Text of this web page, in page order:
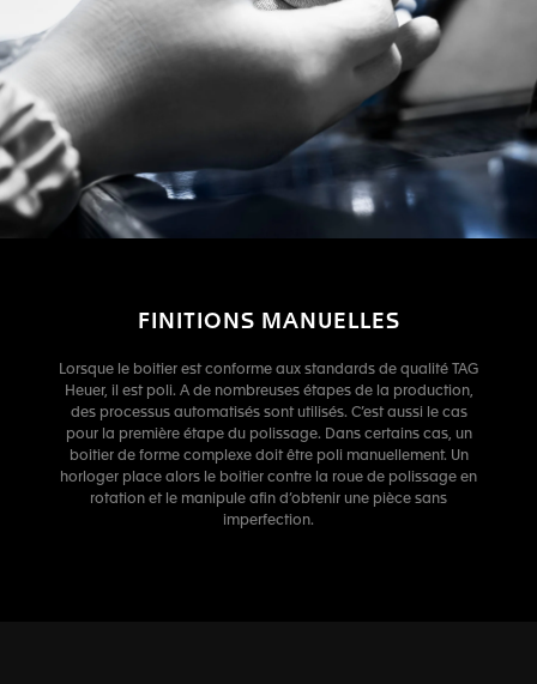
FINITIONS MANUELLES
Lorsque le boitier est conforme aux standards de qualité TAG
Heuer, il est poli. A de nombreuses étapes de la production,
des processus automatisés sont utilisés. C’est aussi le cas
pour la première étape du polissage. Dans certains cas, un
boitier de forme complexe doit être poli manuellement. Un
horloger place alors le boitier contre la roue de polissage en
rotation et le manipule afin d’obtenir une pièce sans
imperfection.